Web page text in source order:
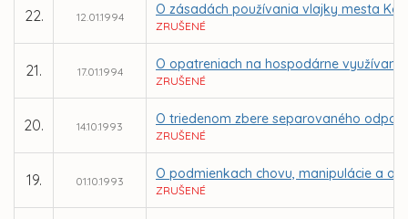
22. 12.01.1994 O zásadách používania vlajky mesta
ZRUŠENÉ
21. 17.01.1994 O opatreniach na hospodárne
ZRUŠENÉ
20. 14.10.1993 O triedenom zbere separovaného
ZRUŠENÉ
19. 01.10.1993 O podmienkach chovu, manipulácie a
ZRUŠENÉ